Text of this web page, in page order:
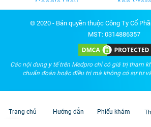
© 2020 - Bản quyền thuộc Công Ty Cổ
MST: 0314886357
Các nội dung y tế trên Medpro chỉ có giá trị tham
chuẩn đoán hoặc điều trị mà không có sự tư
Trang chủ Hướng dẫn Phiếu khám